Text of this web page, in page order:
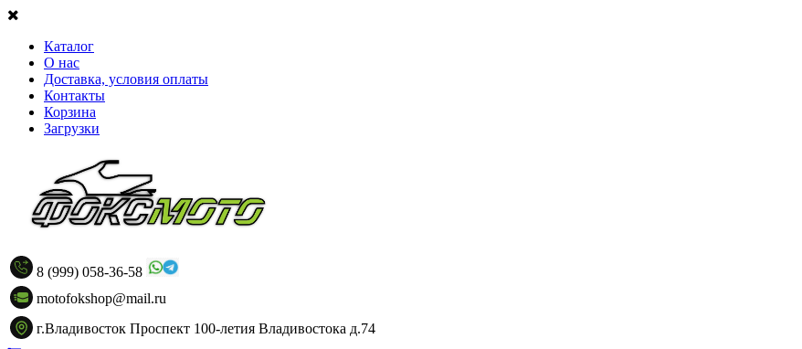
Каталог
О нас
Доставка, условия оплаты
Контакты
Корзина
Загрузки
8 (999) 058-36-58
motofokshop@mail.ru
г.Владивосток Проспект 100-летия Владивостока д.74